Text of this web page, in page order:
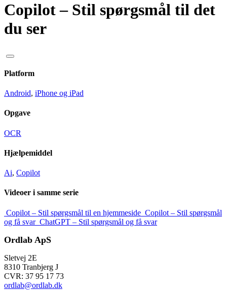
Copilot – Stil spørgsmål til det
du ser
Platform
Android, iPhone og iPad
Opgave
OCR
Hjælpemiddel
Ai, Copilot
Videoer i samme serie
Copilot – Stil spørgsmål til en hjemmeside Copilot – Stil spørgsmål
og få svar ChatGPT – Stil spørgsmål og få svar
Ordlab ApS
Sletvej 2E
8310 Tranbjerg J
CVR: 37 95 17 73
ordlab@ordlab.dk